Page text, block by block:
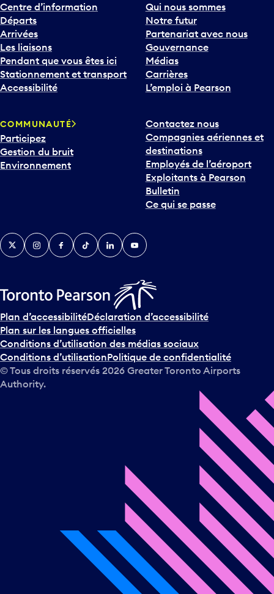
Centre d’information
Départs
Arrivées
Les liaisons
Pendant que vous êtes ici
Stationnement et transport
Accessibilité
Qui nous sommes
Notre futur
Partenariat avec nous
Gouvernance
Médias
Carrières
L’emploi à Pearson
COMMUNAUTÉ
Participez
Gestion du bruit
Environnement
Contactez nous
Compagnies aériennes et
destinations
Employés de l’aéroport
Exploitants à Pearson
Bulletin
Ce qui se passe
TwitterInstagramFacebook
TikTokLinkedInYouTube
Plan d’accessibilitéDéclaration d’accessibilité
Plan sur les langues officielles
Conditions d’utilisation des médias sociaux
Conditions d’utilisationPolitique de confidentialité
© Tous droits réservés 2026 Greater Toronto Airports
Authority.